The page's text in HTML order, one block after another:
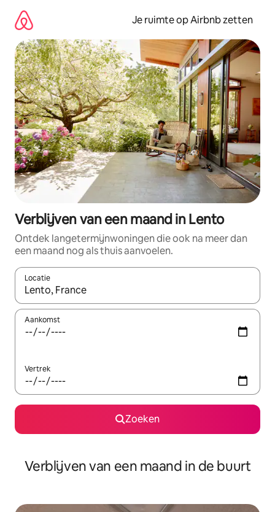
direct
naar
inhoud
Je ruimte op Airbnb zetten
Verblijven van een maand in Lento
Ontdek langetermijnwoningen die ook na meer dan
een maand nog als thuis aanvoelen.
Locatie
Wanneer er suggesties beschikbaar zijn, maak je een keuze
Aankomst
Vertrek
Zoeken
Verblijven van een maand in de buurt